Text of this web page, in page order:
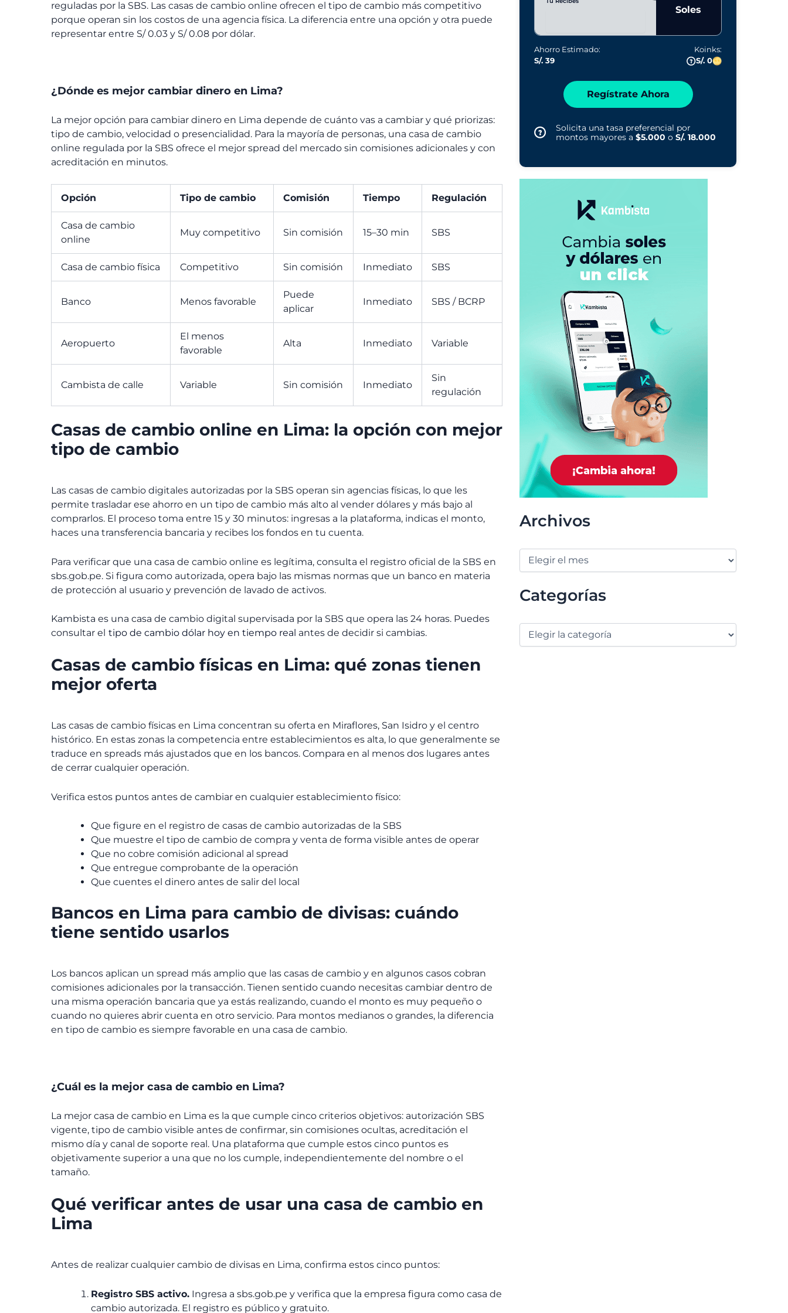
reguladas por la SBS. Las casas de cambio online ofrecen el tipo de cambio más competitivo
porque operan sin los costos de una agencia física. La diferencia entre una opción y otra puede
representar entre S/ 0.03 y S/ 0.08 por dólar.
¿Dónde es mejor cambiar dinero en Lima?
La mejor opción para cambiar dinero en Lima depende de cuánto vas a cambiar y qué priorizas:
tipo de cambio, velocidad o presencialidad. Para la mayoría de personas, una casa de cambio
online regulada por la SBS ofrece el mejor spread del mercado sin comisiones adicionales y con
acreditación en minutos.
Opción Tipo de cambio Comisión Tiempo Regulación
Casa de cambio
online
Muy competitivo Sin comisión 15–30 min SBS
Casa de cambio física Competitivo Sin comisión Inmediato SBS
Banco Menos favorable
Puede
aplicar
Inmediato SBS / BCRP
Aeropuerto
El menos
favorable
Alta Inmediato Variable
Cambista de calle Variable Sin comisión Inmediato
Sin
regulación
Casas de cambio online en Lima: la opción con mejor
tipo de cambio
Las casas de cambio digitales autorizadas por la SBS operan sin agencias físicas, lo que les
permite trasladar ese ahorro en un tipo de cambio más alto al vender dólares y más bajo al
comprarlos. El proceso toma entre 15 y 30 minutos: ingresas a la plataforma, indicas el monto,
haces una transferencia bancaria y recibes los fondos en tu cuenta.
Para verificar que una casa de cambio online es legítima, consulta el registro oficial de la SBS en
sbs.gob.pe. Si figura como autorizada, opera bajo las mismas normas que un banco en materia
de protección al usuario y prevención de lavado de activos.
Kambista es una casa de cambio digital supervisada por la SBS que opera las 24 horas. Puedes
consultar el tipo de cambio dólar hoy en tiempo real antes de decidir si cambias.
Casas de cambio físicas en Lima: qué zonas tienen
mejor oferta
Las casas de cambio físicas en Lima concentran su oferta en Miraflores, San Isidro y el centro
histórico. En estas zonas la competencia entre establecimientos es alta, lo que generalmente se
traduce en spreads más ajustados que en los bancos. Compara en al menos dos lugares antes
de cerrar cualquier operación.
Verifica estos puntos antes de cambiar en cualquier establecimiento físico:
Que figure en el registro de casas de cambio autorizadas de la SBS
Que muestre el tipo de cambio de compra y venta de forma visible antes de operar
Que no cobre comisión adicional al spread
Que entregue comprobante de la operación
Que cuentes el dinero antes de salir del local
Bancos en Lima para cambio de divisas: cuándo
tiene sentido usarlos
Los bancos aplican un spread más amplio que las casas de cambio y en algunos casos cobran
comisiones adicionales por la transacción. Tienen sentido cuando necesitas cambiar dentro de
una misma operación bancaria que ya estás realizando, cuando el monto es muy pequeño o
cuando no quieres abrir cuenta en otro servicio. Para montos medianos o grandes, la diferencia
en tipo de cambio es siempre favorable en una casa de cambio.
¿Cuál es la mejor casa de cambio en Lima?
La mejor casa de cambio en Lima es la que cumple cinco criterios objetivos: autorización SBS
vigente, tipo de cambio visible antes de confirmar, sin comisiones ocultas, acreditación el
mismo día y canal de soporte real. Una plataforma que cumple estos cinco puntos es
objetivamente superior a una que no los cumple, independientemente del nombre o el
tamaño.
Qué verificar antes de usar una casa de cambio en
Lima
Antes de realizar cualquier cambio de divisas en Lima, confirma estos cinco puntos:
Registro SBS activo. Ingresa a sbs.gob.pe y verifica que la empresa figura como casa de
cambio autorizada. El registro es público y gratuito.
Soles
Ahorro Estimado:
S/. 39
Koinks:
S/. 0
Regístrate Ahora
Solicita una tasa preferencial por
montos mayores a $5.000 o S/. 18.000
Archivos
Categorías